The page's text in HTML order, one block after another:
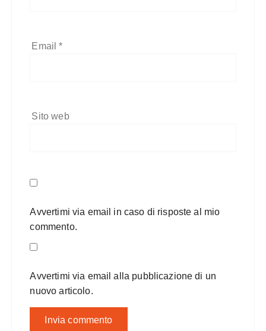
Email*
Sito web
Avvertimi via email in caso di risposte al mio
commento.
Avvertimi via email alla pubblicazione di un
nuovo articolo.